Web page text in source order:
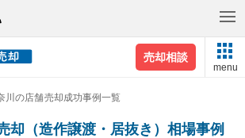
売却相談
menu
川の店舗売却成功事例一覧
却（造作譲渡・居抜き）相場事例